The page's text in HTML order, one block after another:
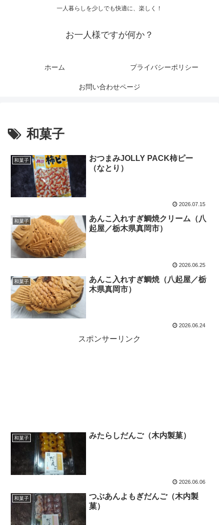
一人暮らしを少しでも快適に、楽しく！
お一人様ですが何か？
ホーム プライバシーポリシー
お問い合わせページ
和菓子
和菓子
おつまみJOLLY PACK柿ピー
（なとり）
2026.07.15
和菓子
あんこ入れすぎ鯛焼クリーム（八
起屋／栃木県真岡市）
2026.06.25
和菓子
あんこ入れすぎ鯛焼（八起屋／栃
木県真岡市）
2026.06.24
スポンサーリンク
和菓子 みたらしだんご（木内製菓）
2026.06.06
和菓子
つぶあんよもぎだんご（木内製
菓）